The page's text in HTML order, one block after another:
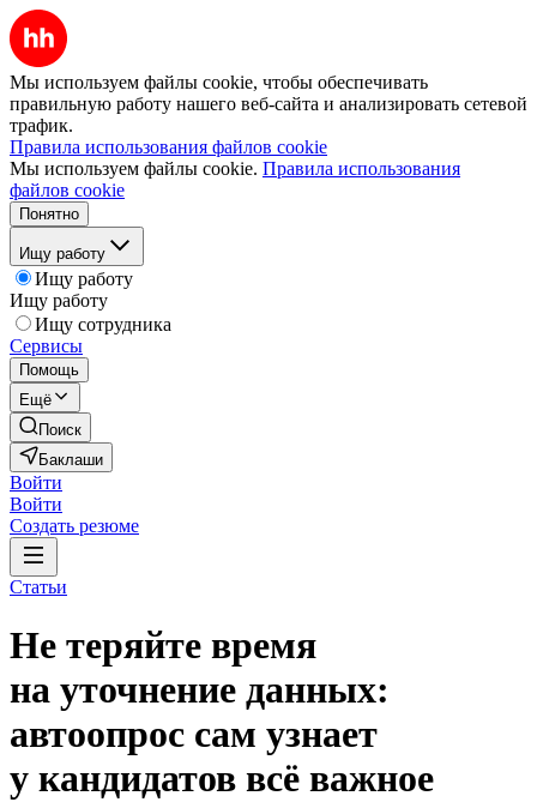
Мы используем файлы cookie, чтобы обеспечивать
правильную работу нашего веб-сайта и анализировать сетевой
трафик.
Правила использования файлов cookie
Мы используем файлы cookie. Правила использования
файлов cookie
Понятно
Ищу работу
Ищу работу
Ищу работу
Ищу сотрудника
Сервисы
Помощь
Ещё
Поиск
Баклаши
Войти
Войти
Создать резюме
Статьи
Не теряйте время
на уточнение данных:
автоопрос сам узнает
у кандидатов всё важное